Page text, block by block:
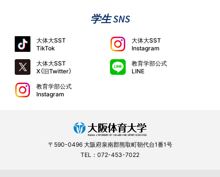
学生 SNS
大体大SST
TikTok
大体大SST
Instagram
大体大SST
X（旧Twitter）
教育学部公式
LINE
教育学部公式
Instagram
〒590-0496 大阪府泉南郡熊取町朝代台1番1号
TEL：072-453-7022